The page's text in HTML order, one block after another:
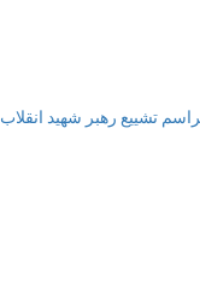
تشییع رهبر شهید انقلاب